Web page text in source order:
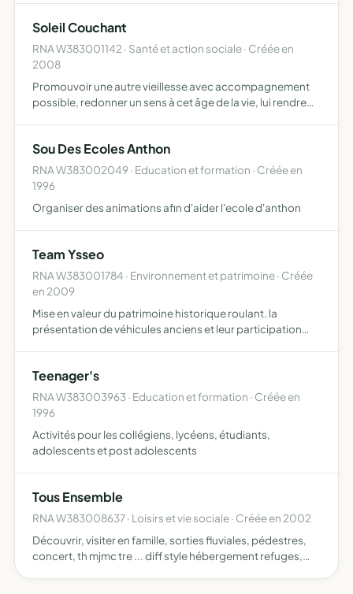
Soleil Couchant
RNA W383001142 · Santé et action sociale · Créée en
2008
Promouvoir une autre vieillesse avec accompagnement
possible, redonner un sens à cet âge de la vie, lui rendre
Sou Des Ecoles Anthon
RNA W383002049 · Education et formation · Créée en
1996
Organiser des animations afin d'aider l'ecole d'anthon
Team Ysseo
RNA W383001784 · Environnement et patrimoine · Créée
en 2009
Mise en valeur du patrimoine historique roulant. la
présentation de véhicules anciens et leur participation
Teenager's
RNA W383003963 · Education et formation · Créée en
1996
Activités pour les collégiens, lycéens, étudiants,
adolescents et post adolescents
Tous Ensemble
RNA W383008637 · Loisirs et vie sociale · Créée en 2002
Découvrir, visiter en famille, sorties fluviales, pédestres,
concert, th mjmc tre ... diff style hébergement refuges,